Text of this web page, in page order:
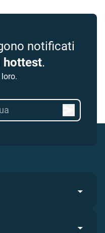
notificati
hottest.